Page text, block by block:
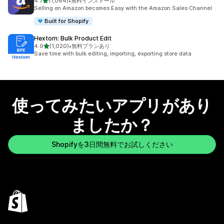
合計レビュー数：1064件
Selling on Amazon becomes Easy with the Amazon Sales Channel
Built for Shopify
Hextom: Bulk Product Edit
4.95つ星中
(1,020)
合計レビュー数：1020件
•無料プランあり
Save time with bulk editing, importing, exporting store data
使ってみたいアプリがあり
ましたか？
Shopifyを3日間無料でお試しください